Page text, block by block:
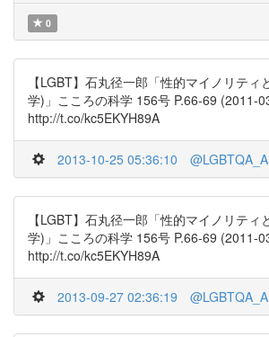
0
【LGBT】石丸径一郎「性的マイノリティ
学)」こころの科学 156号 P.66-69 (2011-
http://t.co/kc5EKYH89A
2013-10-25 05:36:10
【LGBT】石丸径一郎「性的マイノリティ
学)」こころの科学 156号 P.66-69 (2011-
http://t.co/kc5EKYH89A
2013-09-27 02:36:19